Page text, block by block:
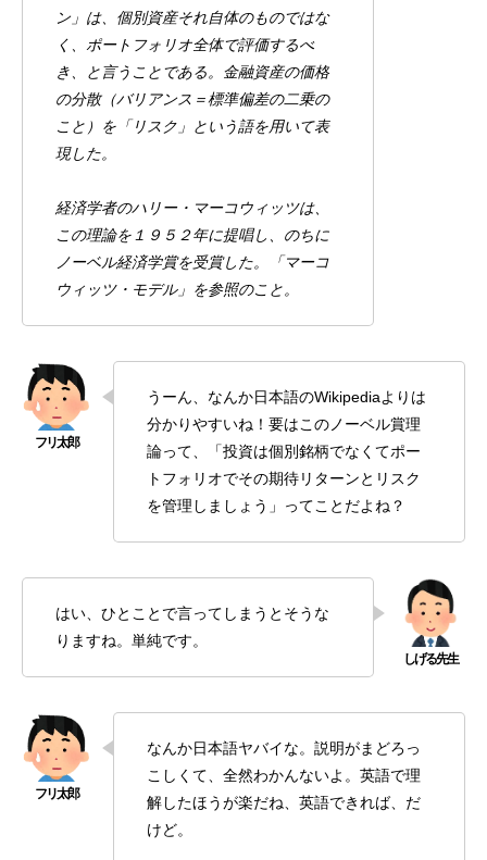
ン」は、個別資産それ自体のものではな
く、ポートフォリオ全体で評価するべ
き、と言うことである。金融資産の価格
の分散（バリアンス＝標準偏差の二乗の
こと）を「リスク」という語を用いて表
現した。
経済学者のハリー・マーコウィッツは、
この理論を１９５２年に提唱し、のちに
ノーベル経済学賞を受賞した。「マーコ
ウィッツ・モデル」を参照のこと。
うーん、なんか日本語のWikipediaよりは
分かりやすいね！要はこのノーベル賞理
論って、「投資は個別銘柄でなくてポー
トフォリオでその期待リターンとリスク
を管理しましょう」ってことだよね？
はい、ひとことで言ってしまうとそうな
りますね。単純です。
なんか日本語ヤバイな。説明がまどろっ
こしくて、全然わかんないよ。英語で理
解したほうが楽だね、英語できれば、だ
けど。